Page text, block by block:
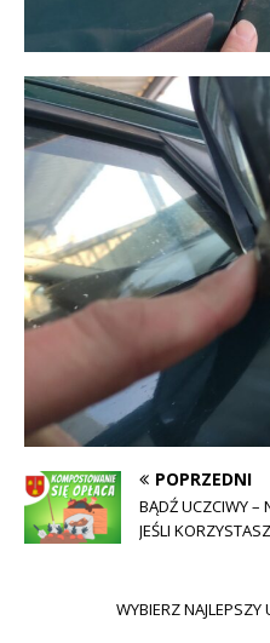
POPRZEDNI
BĄDŹ UCZCIWY –
JEŚLI
WYBIERZ